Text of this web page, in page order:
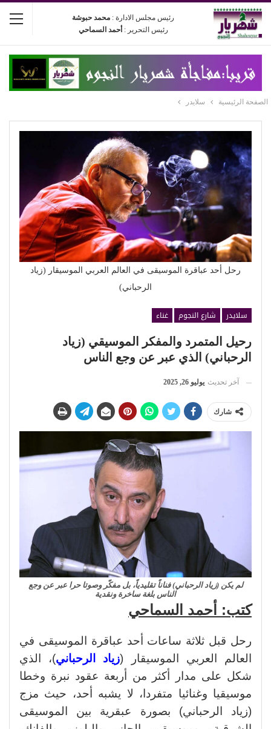
رئيس مجلس الادارة : محمد حبوشة
رئيس التحرير : أحمد السماحي
الصفحة الرئيسية سلايدر
رحل أحد عباقرة الموسيقى في العالم العربي الموسيقار (زياد
الرحباني)
سلايدر شارع النجوم
غناء
رحيل المتمرد والمفكر الموسيقي (زياد
الرحباني) الذي عبر عن وجع الناس
آخر تحديث يوليو 26, 2025
شارك
لم يكن (زياد الرحباني) فناناً تقليدياً، بل مفكّر وصوتا حرا عبر عن وجع
الناس بلغة ساخرة ونقدية
كتب: أحمد السماحي
رحل قبل ثلاثة ساعات أحد عباقرة الموسيقى في
العالم العربي الموسيقار (زياد الرحباني)، الذي
شكل على مدار أكثر من أربعة عقود نبرة وخطا
موسيقيا وغنائيا متفردا، لا يشبه أحد، حيث مزج
(زياد الرحباني) بصورة عبقرية بين الموسيقى